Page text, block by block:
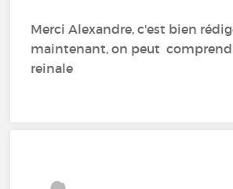
Merci Alexandre, c'est bien
maintenant, on peut
reinale